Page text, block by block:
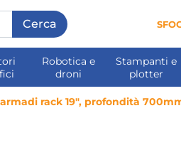
Robotica e
droni
Stampanti e
plotter
rack 19", profondità